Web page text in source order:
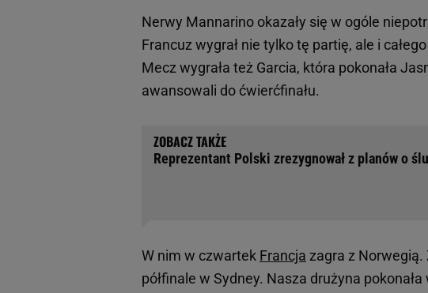
Nerwy Mannarino okazały się w ogóle
Francuz wygrał nie tylko tę partię, ale i
Mecz wygrała też Garcia, która pokonała
awansowali do ćwierćfinału.
Reprezentant Polski zrezygnował z planów o
W nim w czwartek Francja zagra z
półfinale w Sydney. Nasza drużyna